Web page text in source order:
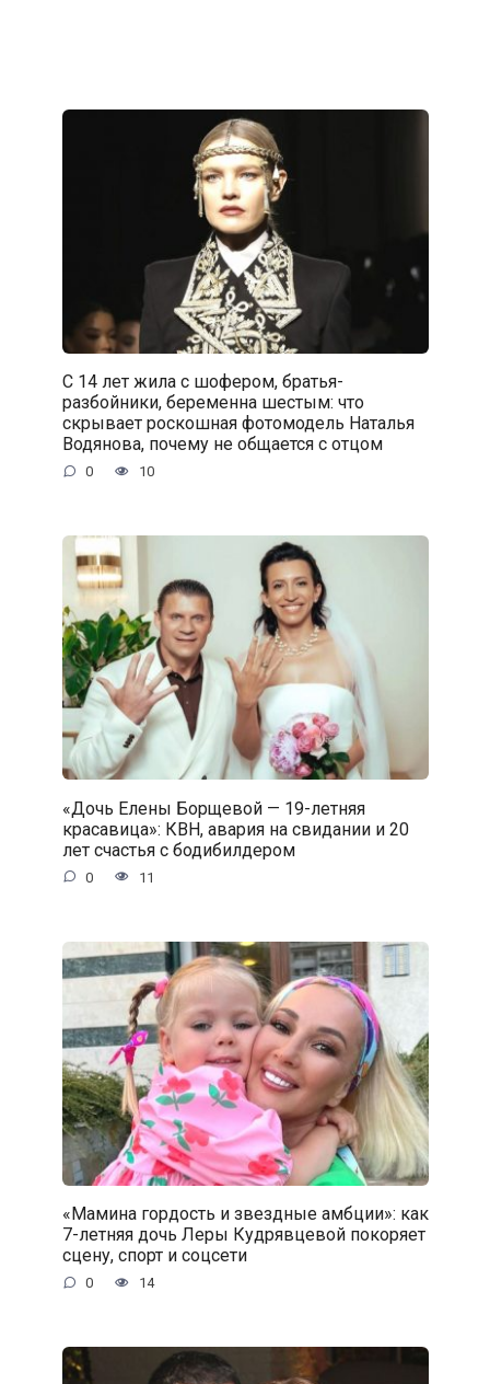
С 14 лет жила с шофером, братья-
разбойники, беременна шестым: что
скрывает роскошная фотомодель Наталья
Водянова, почему не общается с отцом
0 10
«Дочь Елены Борщевой — 19-летняя
красавица»: КВН, авария на свидании и 20
лет счастья с бодибилдером
0 11
«Мамина гордость и звездные амбции»: как
7-летняя дочь Леры Кудрявцевой покоряет
сцену, спорт и соцсети
0 14